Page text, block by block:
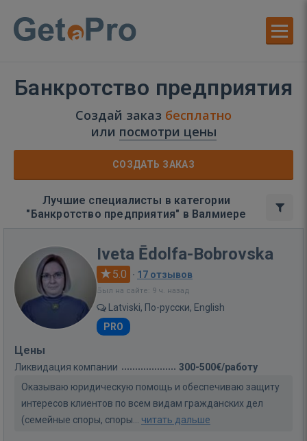
Банкротство предприятия
Создай заказ бесплатно
или посмотри цены
СОЗДАТЬ ЗАКАЗ
Лучшие специалисты в категории
"Банкротство предприятия" в Валмиере
Iveta Ēdolfa-Bobrovska
5.0 · 17 отзывов
Был на сайте: 9 ч. назад
Latviski, По-русски, English
PRO
Цены
Ликвидация компании
300-500€/работу
Оказываю юридическую помощь и обеспечиваю защиту
интересов клиентов по всем видам гражданских дел
(семейные споры, споры... читать дальше